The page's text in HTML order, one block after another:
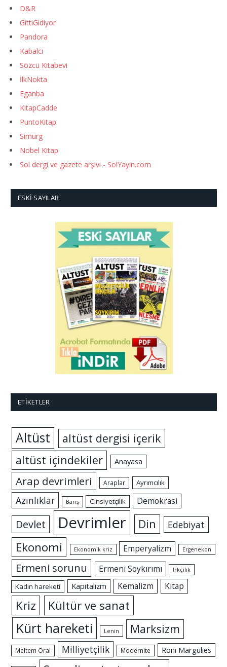
D&R
GittiGidiyor
Pandora
Kabalcı
Sözcü Kitabevi
İlkNokta
Eganba
KitapCadde
PuntoKitap
Simurg
Nobel Kitap
Sol dergi ve gazete arşivi - SolYayin.com
ESKI SAYILAR
ETIKETLER
Altüst
altüst dergisi içerik
altüst içindekiler
Anayasa
Arap devrimleri Araplar Ayrımcılık
Azınlıklar Barış Cinsiyetçilik Demokrasi
Devlet Devrimler Din Edebiyat
Ekonomi Ekonomik kriz Emperyalizm Ergenekon
Ermeni sorunu Ermeni Soykırımı Irkçılık
Kadın hareketi Kapitalizm Kemalizm Kitap
Kriz Kültür ve sanat
Kürt hareketi Lenin Marksizm
Meltem Oral Milliyetçilik Modernite Roni Margulies